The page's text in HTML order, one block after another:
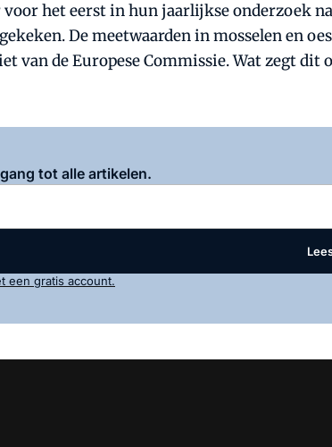
voor het eerst in hun jaarlijkse onderzoek
De meetwaarden in mosselen en
van de Europese Commissie. Wat zegt
tot alle artikelen.
een gratis account.